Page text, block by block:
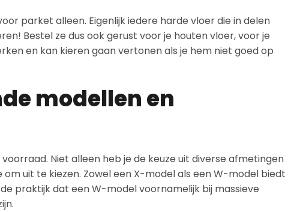
parket alleen. Eigenlijk iedere harde vloer die in delen
Bestel ze dus ook gerust voor je houten vloer, voor je
en kan kieren gaan vertonen als je hem niet goed op
modellen en
Niet alleen heb je de keuze uit diverse afmetingen
uit te kiezen. Zowel een X-model als een W-model biedt
praktijk dat een W-model voornamelijk bij massieve